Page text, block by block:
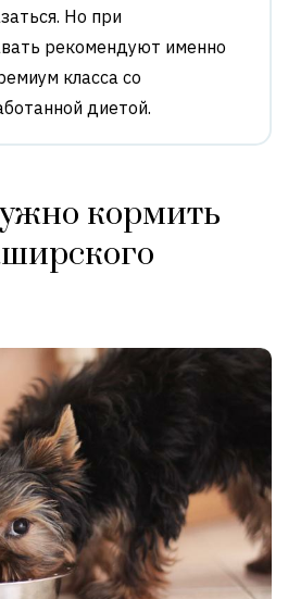
Но при
рекомендуют именно
класса со
диетой.
кормить